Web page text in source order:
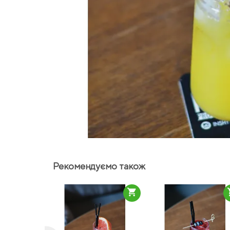
Рекомендуємо також
shopping_cart